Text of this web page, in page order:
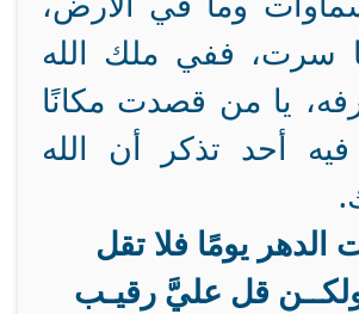
سرت، ففي ملك الله
يا من قصدت مكانًا
أحد تذكر أن الله
الدهر يومًا فلا تقل
قل عليَّ رقيـب